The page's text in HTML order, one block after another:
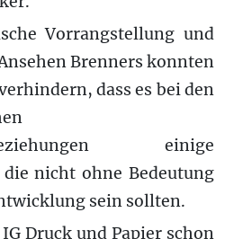
Vorrangstellung und
Brenners konnten
dass es bei den
einige
die nicht ohne Bedeutung
sein sollten.
Druck und Papier schon